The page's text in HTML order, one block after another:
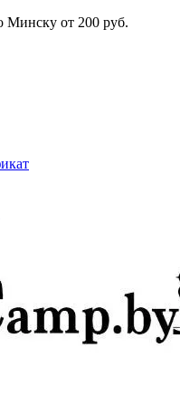
Минску от 200 руб.